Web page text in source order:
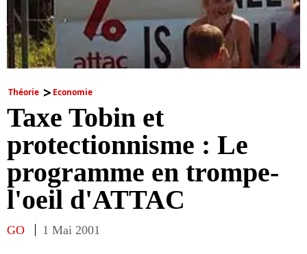
Théorie Economie
Taxe Tobin et
protectionnisme : Le
programme en trompe-
l'oeil d'ATTAC
GO 1 Mai 2001